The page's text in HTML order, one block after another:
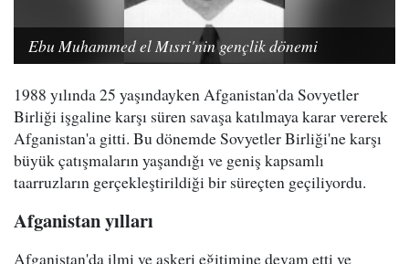
Ebu Muhammed el Mısri'nin gençlik dönemi
1988 yılında 25 yaşındayken Afganistan'da Sovyetler
Birliği işgaline karşı süren savaşa katılmaya karar vererek
Afganistan'a gitti. Bu dönemde Sovyetler Birliği'ne karşı
büyük çatışmaların yaşandığı ve geniş kapsamlı
taarruzların gerçekleştirildiği bir süreçten geçiliyordu.
Afganistan yılları
Afganistan'da ilmi ve askeri eğitimine devam etti ve